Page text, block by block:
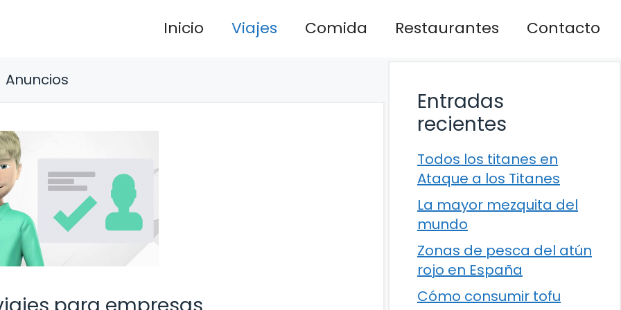
Inicio Viajes Comida Restaurantes Contacto
Anuncios
Entradas
recientes
Todos los titanes en
Ataque a los Titanes
La mayor mezquita del
mundo
Zonas de pesca del atún
rojo en España
Cómo consumir tofu